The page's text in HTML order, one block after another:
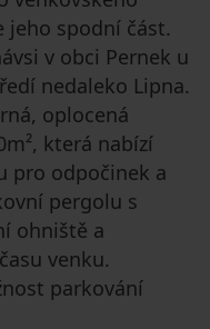
jeho spodní část.
v obci Pernek u
nedaleko Lipna.
oplocená
která nabízí
pro odpočinek a
pergolu s
ohniště a
venku.
parkování